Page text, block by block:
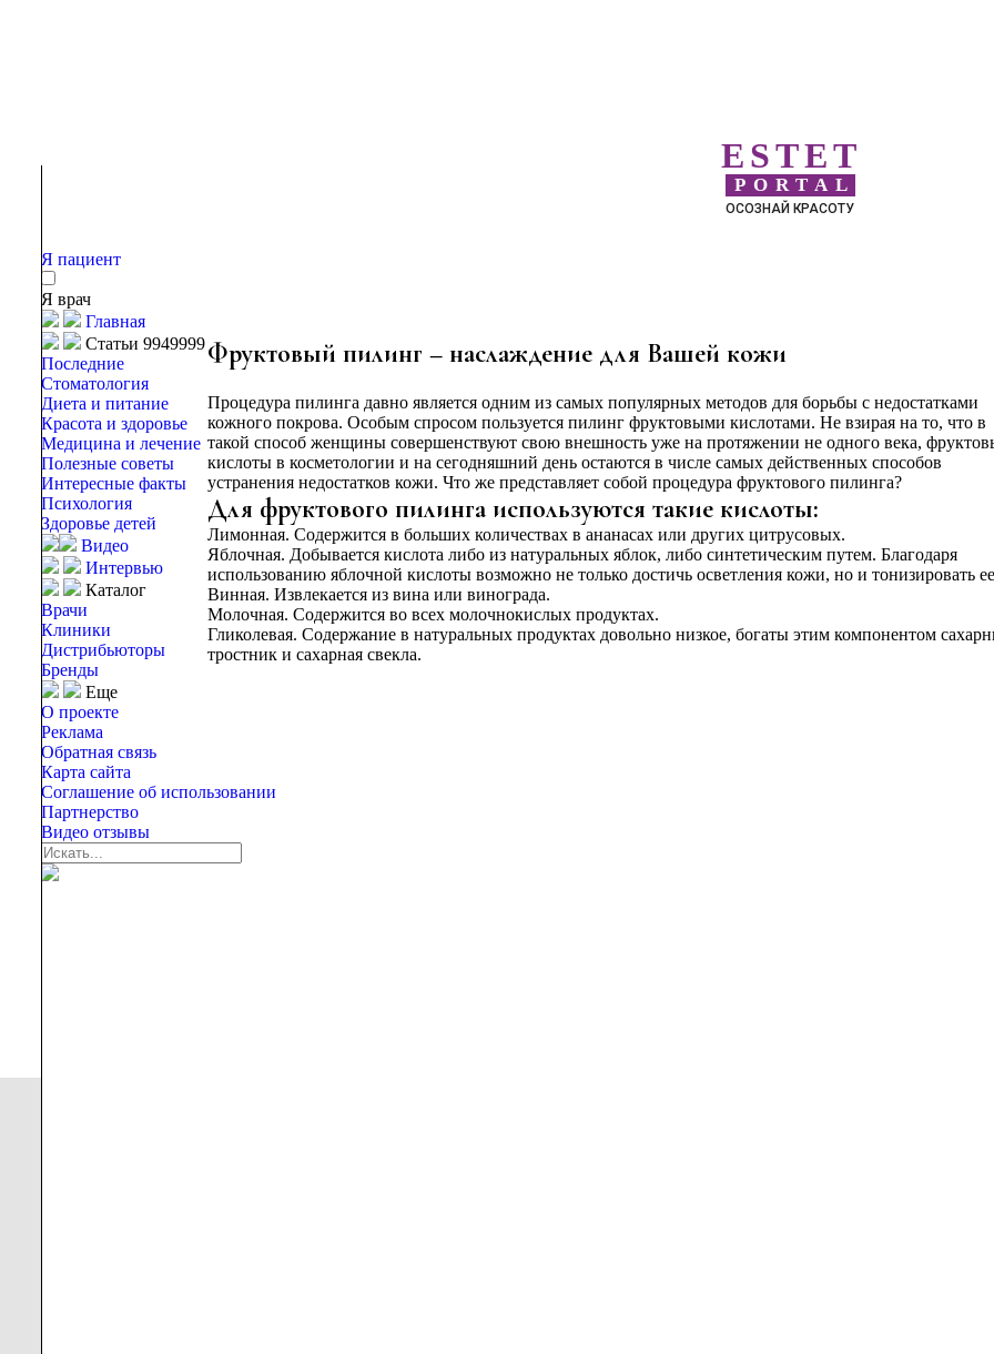
ESTET
PORTAL
ОСОЗНАЙ КРАСОТУ
Я пациент
Я врач
Главная
Статьи 9949999
Последние
Стоматология
Диета и питание
Красота и здоровье
Медицина и лечение
Полезные советы
Интересные факты
Психология
Здоровье детей
Видео
Интервью
Каталог
Врачи
Клиники
Дистрибьюторы
Бренды
Еще
О проекте
Реклама
Обратная связь
Карта сайта
Соглашение об использовании
Партнерство
Видео отзывы
Фруктовый пилинг – наслаждение для Вашей кожи
Процедура пилинга давно является одним из самых популярных методов для борьбы с недостатками
кожного покрова. Особым спросом пользуется пилинг фруктовыми кислотами. Не взирая на то, что в
такой способ женщины совершенствуют свою внешность уже на протяжении не одного века,
кислоты в косметологии и на сегодняшний день остаются в числе самых действенных способов
устранения недостатков кожи. Что же представляет собой процедура фруктового пилинга?
Для фруктового пилинга используются такие кислоты:
Лимонная. Содержится в больших количествах в ананасах или других цитрусовых.
Яблочная. Добывается кислота либо из натуральных яблок, либо синтетическим путем. Благодаря
использованию яблочной кислоты возможно не только достичь осветления кожи, но и тонизировать
Винная. Извлекается из вина или винограда.
Молочная. Содержится во всех молочнокислых продуктах.
Гликолевая. Содержание в натуральных продуктах довольно низкое, богаты этим компонентом
тростник и сахарная свекла.